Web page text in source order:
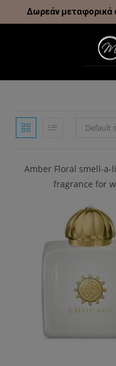
Δωρεάν μεταφορικά
Default
Amber Floral smell-a-
fragrance for